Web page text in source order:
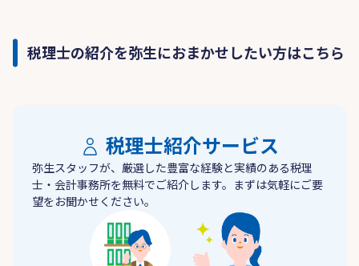
税理士の紹介を弥生におまかせしたい方はこちら
税理士紹介サービス
弥生スタッフが、厳選した豊富な経験と実績のある税理
士・会計事務所を無料でご紹介します。まずは気軽にご要
望をお聞かせください。